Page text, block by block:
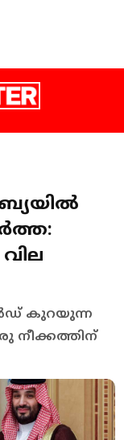
കുറയുന്ന
നീക്കത്തിന്